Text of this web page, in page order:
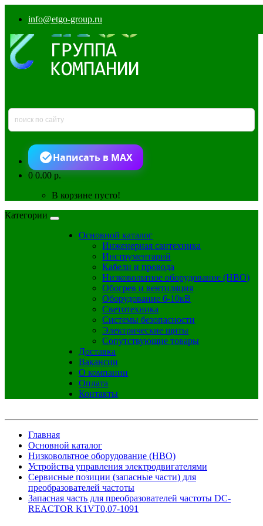
info@etgo-group.ru
Написать в MAX
00.00 р.
В корзине пусто!
Категории
Основной каталог
Инженерная сантехника
Инструментарий
Кабели и провода
Низковольтное оборудование (НВО)
Обогрев и вентиляция
Оборудование 6-10кВ
Светотехника
Системы безопасности
Электрические щиты
Сопутствующие товары
Доставка
Вакансии
О компании
Оплата
Контакты
Главная
Основной каталог
Низковольтное оборудование (НВО)
Устройства управления электродвигателями
Сервисные позиции (запасные части) для
преобразователей частоты
Запасная часть для преобразователей частоты DC-
REACTOR K1VT0,07-1091